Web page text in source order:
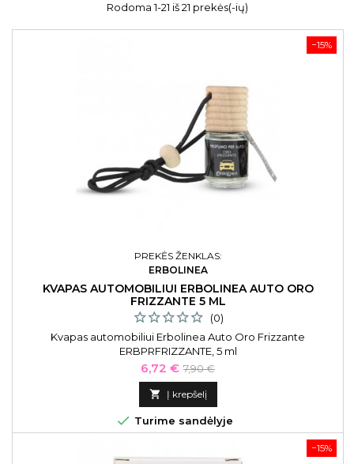
Rodoma 1-21 iš 21 prekės(-ių)
−15%
PREKĖS ŽENKLAS:
ERBOLINEA
KVAPAS AUTOMOBILIUI ERBOLINEA AUTO ORO
FRIZZANTE 5 ML
(0)
Kvapas automobiliui Erbolinea Auto Oro Frizzante
ERBPRFRIZZANTE, 5 ml
Kaina
6,72 € Bazinė
kaina
7,90 €
 Į krepšelį
 Turime sandėlyje
−15%